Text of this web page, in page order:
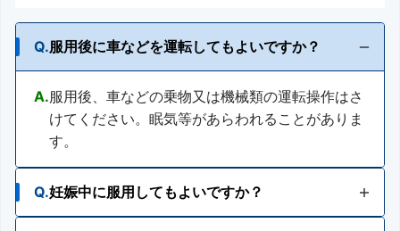
Q.服用後に車などを運転してもよいですか？
A.服用後、車などの乗物又は機械類の運転操作はさ
けてください。眠気等があらわれることがありま
す。
Q.妊娠中に服用してもよいですか？